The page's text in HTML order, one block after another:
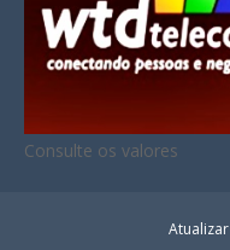
Consulte os valores
Atualizar